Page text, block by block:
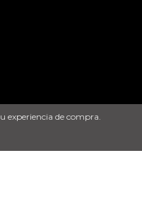
experiencia de compra.